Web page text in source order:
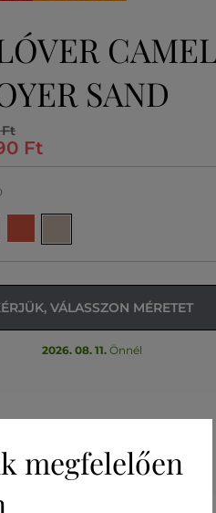
SAND
Ft
VÁLASSZON MÉRETET
2026. 08. 11. Önnél
megfelelően